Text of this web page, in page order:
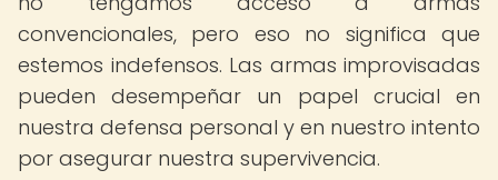
convencionales, pero eso no significa que
estemos indefensos. Las armas improvisadas
pueden desempeñar un papel crucial en
nuestra defensa personal y en nuestro intento
por asegurar nuestra supervivencia.